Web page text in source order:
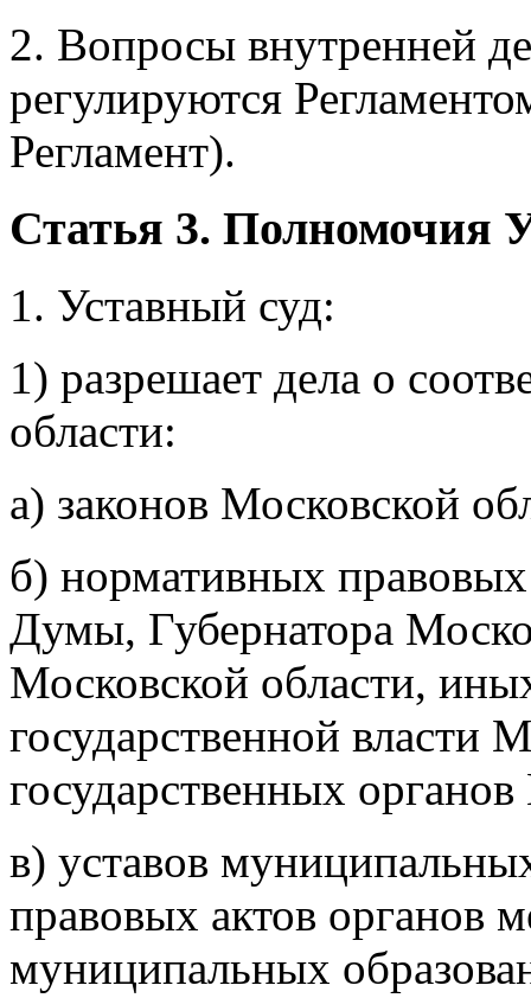
2. Вопросы внутренней
регулируются
Регламент).
Статья 3. Полномочия
1. Уставный суд:
1) разрешает дела о
области:
а) законов Московской
б) нормативных
Думы, Губернатора
Московской области,
государственной власти
государственных
в) уставов
правовых актов органов
муниципальных